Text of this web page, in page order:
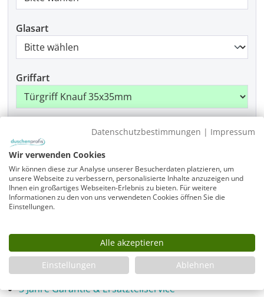
Glasart
Griffart
Produkt Anzahl: Gib den gewünschten
In den Warenkorb
Fragen zum Artikel
Planungshilfe
3 Jahre Garantie & Ersatzteilservice
Datenschutzbestimmungen | Impressum
Wir verwenden Cookies
Wir können diese zur Analyse unserer Besucherdaten platzieren, um
unsere Webseite zu verbessern, personalisierte Inhalte anzuzeigen und
Ihnen ein großartiges Webseiten-Erlebnis zu bieten. Für weitere
Informationen zu den von uns verwendeten Cookies öffnen Sie die
Einstellungen.
Alle akzeptieren
Einstellungen
Ablehnen